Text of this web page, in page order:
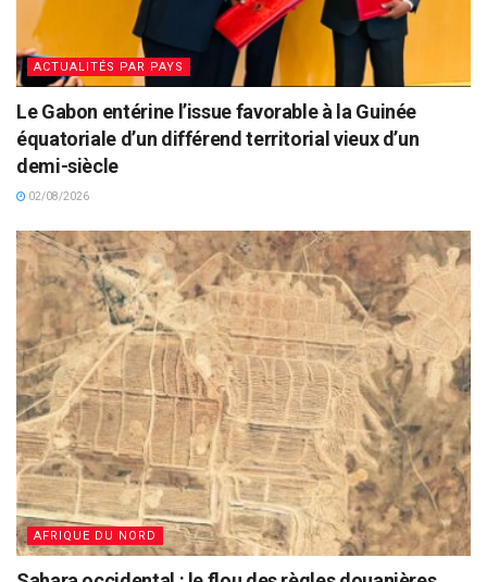
ACTUALITÉS PAR PAYS
Le Gabon entérine l’issue favorable à la Guinée
équatoriale d’un différend territorial vieux d’un
demi-siècle
02/08/2026
AFRIQUE DU NORD